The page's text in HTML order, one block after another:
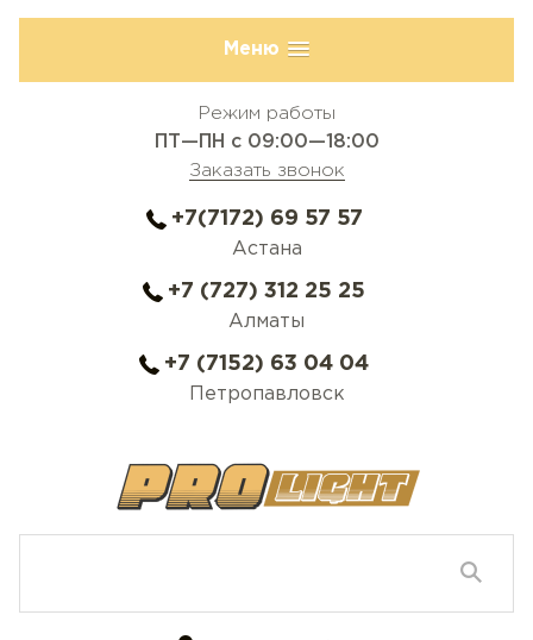
Меню
Режим работы
ПТ—ПН с 09:00—18:00
Заказать звонок
+7(7172) 69 57 57
Астана
+7 (727) 312 25 25
Алматы
+7 (7152) 63 04 04
Петропавловск